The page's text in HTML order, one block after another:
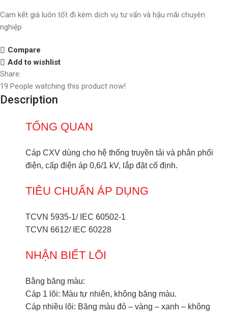
Cam kết giá luôn tốt đi kèm dịch vụ tư vấn và hậu mãi chuyên
nghiệp
Compare
Add to wishlist
Share:
19 People watching this product now!
Description
TỔNG QUAN
Cáp CXV dùng cho hệ thống truyền tải và phân phối
điện, cấp điện áp 0,6/1 kV, lắp đặt cố định.
TIÊU CHUẨN ÁP DỤNG
TCVN 5935-1/ IEC 60502-1
TCVN 6612/ IEC 60228
NHẬN BIẾT LÕI
Bằng băng màu:
Cáp 1 lõi: Màu tự nhiên, không băng màu.
Cáp nhiều lõi: Băng màu đỏ – vàng – xanh – không